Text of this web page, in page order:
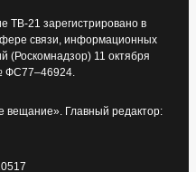
ТВ-21 зарегистрировано в
связи, информационных
(Роскомнадзор) 11 октября
ФС77–46924.
Главный редактор: